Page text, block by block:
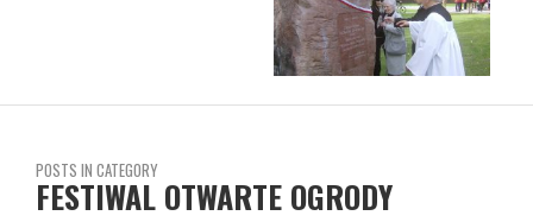
POSTS IN CATEGORY
FESTIWAL OTWARTE OGRODY